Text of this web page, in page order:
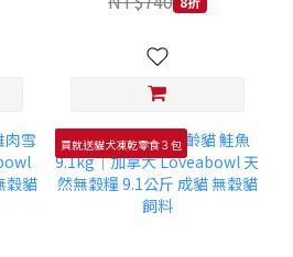
買就送貓犬凍乾零食３包